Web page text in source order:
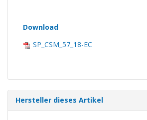
Download
SP_CSM_57_18-EC
Hersteller dieses Artikel